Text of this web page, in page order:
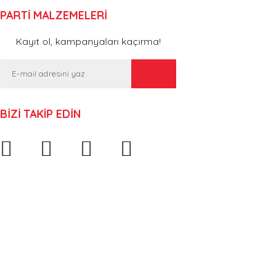
PARTİ MALZEMELERİ
Kayıt ol, kampanyaları kaçırma!
BİZİ TAKİP EDİN